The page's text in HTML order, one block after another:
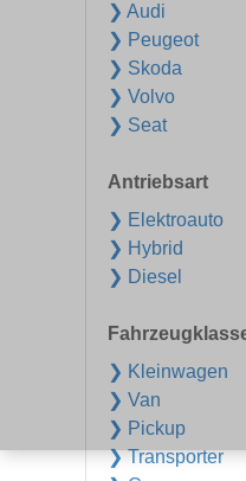
❯ Audi
❯ Peugeot
❯ Skoda
❯ Volvo
❯ Seat
Antriebsart
❯ Elektroauto
❯ Hybrid
❯ Diesel
❯ Kleinwagen
❯ Van
❯ Pickup
❯ Transporter